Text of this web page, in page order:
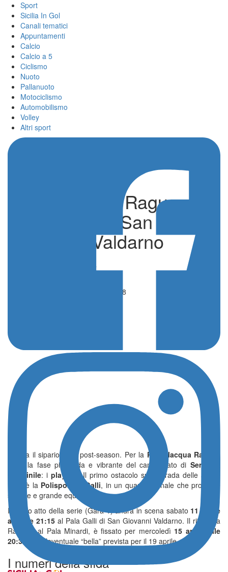
Sport
Sicilia In Gol
Canali tematici
Appuntamenti
Calcio
Calcio a 5
Ciclismo
Nuoto
Pallanuoto
Motociclismo
Automobilismo
Volley
Altri sport
Passalacqua Ragusa
all’assalto di San
Giovanni Valdarno
di Redazione
10 Aprile 2026 - 16:48
Si alza il sipario sulla post-season. Per la Passalacqua Ragusa
inizia la fase più calda e vibrante del campionato di Serie A2
femminile: iplay-off
. Il primo ostacolo sulla strada delle aquile
iblee è la Polisportiva Galli, in un quarto di finale che promette
scintille e grande equilibrio.
Il primo atto della serie (Gara-1) andrà in scena sabato 11 aprile
alle ore 21:15 al Pala Galli di San Giovanni Valdarno. Il ritorno a
Ragusa, al Pala Minardi, è fissato per mercoledì 15 aprile alle
20:30
, con l’eventuale “bella” prevista per il 19 aprile.
I numeri della sfida